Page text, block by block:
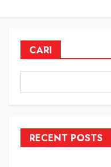
CARI
RECENT POSTS